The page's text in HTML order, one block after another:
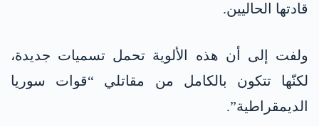
قادتها الحاليين.
ولفت إلى أن هذه الألوية تحمل تسميات جديدة،
لكنّها تتكون بالكامل من مقاتلي “قوات سوريا
الديمقراطية”.